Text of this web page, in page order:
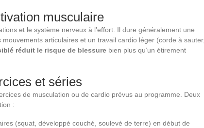
musculaire
et le système nerveux à l’effort. Il dure généralement une
articulaires et un travail cardio léger (corde à sauter,
réduit le risque de blessure bien plus qu’un étirement
et séries
de musculation ou de cardio prévus au programme. Deux
:
(squat, développé couché, soulevé de terre) en début de